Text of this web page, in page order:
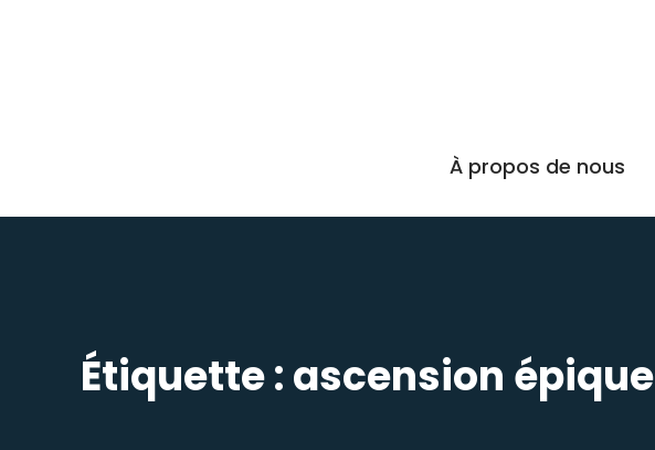
À propos de nous
Étiquette :ascension épique